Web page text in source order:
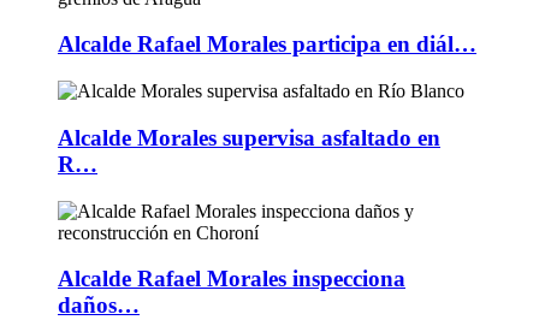
Alcalde Rafael Morales participa en diál…
Alcalde Morales supervisa asfaltado en
R…
Alcalde Rafael Morales inspecciona
daños…